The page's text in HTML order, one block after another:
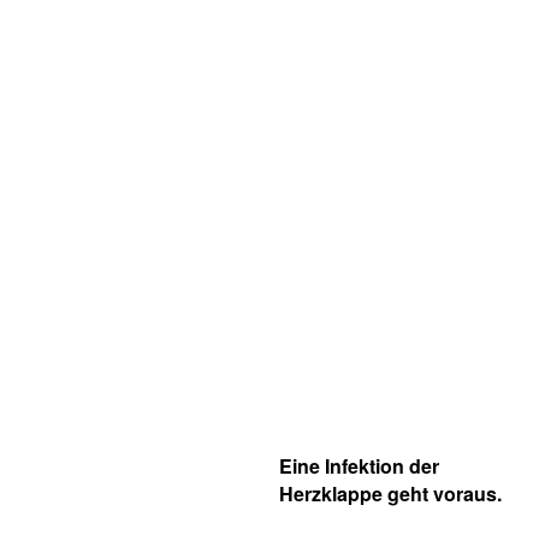
Eine Infektion der
Herzklappe geht voraus.